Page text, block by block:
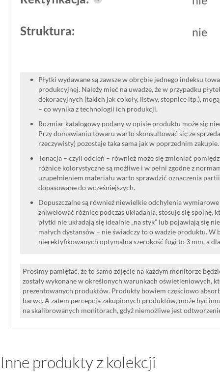
Struktura: nie
Płytki wydawane są zawsze w obrębie jednego indeksu
produkcyjnej. Należy mieć na uwadze, że w przypadku
dekoracyjnych (takich jak cokoły, listwy, stopnice itp.),
– co wynika z technologii ich produkcji.
Rozmiar katalogowy podany w opisie produktu może się
Przy domawianiu towaru warto skonsultować się ze
rzeczywisty) pozostaje taka sama jak w poprzednim zakupie.
Tonacja – czyli odcień – również może się zmieniać
różnice kolorystyczne są możliwe i w pełni zgodne z
uzupełnieniem materiału warto sprawdzić oznaczenia
dopasowane do wcześniejszych.
Dopuszczalne są również niewielkie odchylenia
zniwelować różnice podczas układania, stosuje się spoinę,
płytki nie układają się idealnie „na styk” lub pojawiają się
małych dystansów – nie świadczy to o wadzie produktu. W
nierektyfikowanych optymalna szerokość fugi to 3 mm, a
Prosimy pamiętać, że to samo zdjęcie na każdym monitorze
zostały wykonane w określonych warunkach oświetleniowych,
prezentowanych produktów. Produkty bowiem częściowo
barwę. A zatem percepcja zakupionych produktów, może być
na skalibrowanych monitorach, gdyż niemożliwe jest
Inne produkty z kolekcji